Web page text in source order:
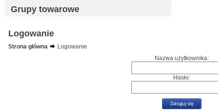
Grupy towarowe
Logowanie
Strona główna
Logowanie
Nazwa użytkownika:
Hasło: